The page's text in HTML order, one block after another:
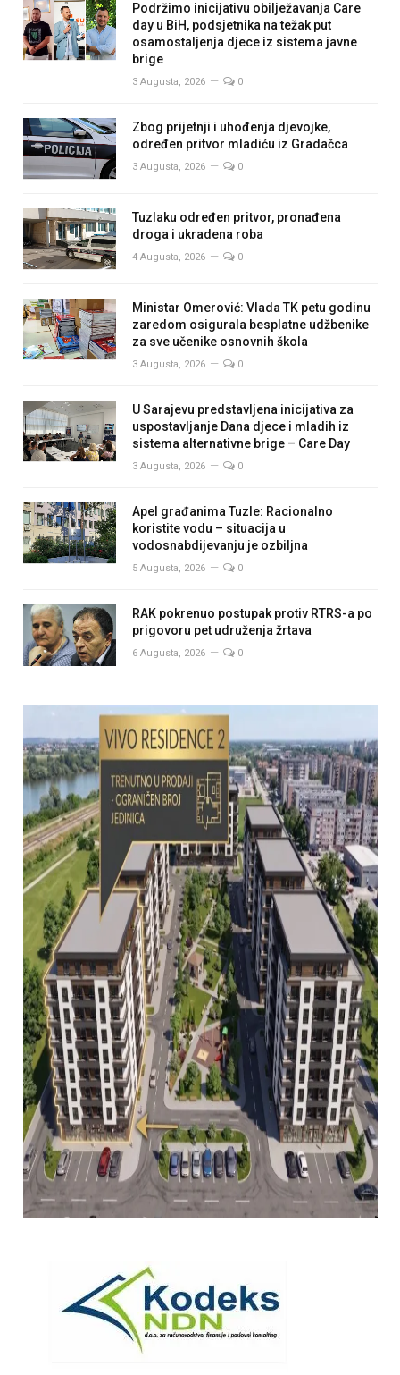
Podržimo inicijativu obilježavanja Care
day u BiH, podsjetnika na težak put
osamostaljenja djece iz sistema javne
brige
3 Augusta, 2026 0
Zbog prijetnji i uhođenja djevojke,
određen pritvor mladiću iz Gradačca
3 Augusta, 2026 0
Tuzlaku određen pritvor, pronađena
droga i ukradena roba
4 Augusta, 2026 0
Ministar Omerović: Vlada TK petu godinu
zaredom osigurala besplatne udžbenike
za sve učenike osnovnih škola
3 Augusta, 2026 0
U Sarajevu predstavljena inicijativa za
uspostavljanje Dana djece i mladih iz
sistema alternativne brige – Care Day
3 Augusta, 2026 0
Apel građanima Tuzle: Racionalno
koristite vodu – situacija u
vodosnabdijevanju je ozbiljna
5 Augusta, 2026 0
RAK pokrenuo postupak protiv RTRS-a po
prigovoru pet udruženja žrtava
6 Augusta, 2026 0